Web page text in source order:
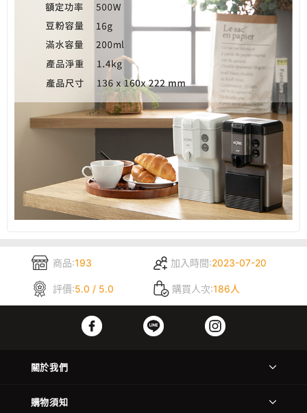
商品:193 加入時間:2023-07-20
評價:5.0 / 5.0 購買人次:186人
關於我們
購物須知